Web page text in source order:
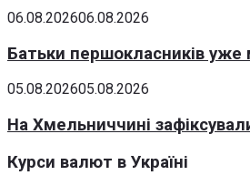
06.08.202606.08.2026
Батьки першокласників
05.08.202605.08.2026
На Хмельниччині
Курси валют в Україні